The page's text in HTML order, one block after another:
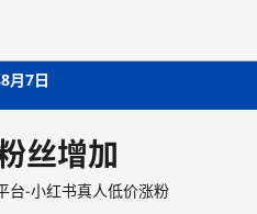
月7日
丝增加
台-小红书真人低价涨粉